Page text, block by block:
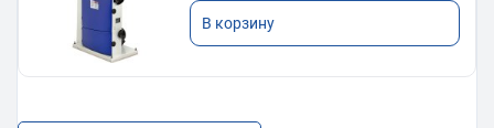
В корзину